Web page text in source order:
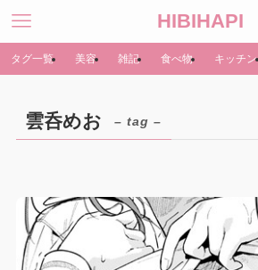
HIBIHAPI
タグ一覧 美容 雑記 食べ物 キッチン
雲呑めお – tag –